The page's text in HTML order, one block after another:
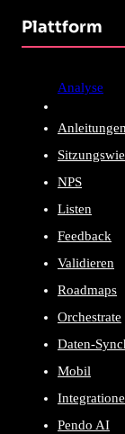
Plattform
Analyse
NPS
Listen
Feedback
Validieren
Roadmaps
Orchestrate
Daten-
Mobil
Pendo AI